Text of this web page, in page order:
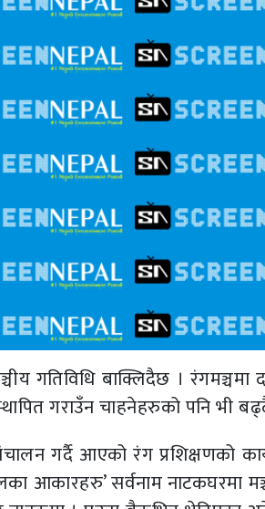
गतिविधि बाक्लिदैछ । रंगमञ्चमा
गराउँन चाहनेहरुको पनि भी
गर्दै आएको रंग प्रशिक्षणको
आकारहरु’ सर्वनाम नाटकघरमा